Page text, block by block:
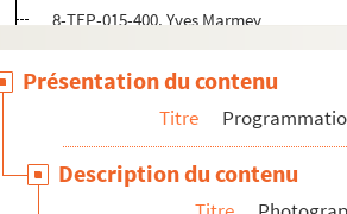
8-TEP-015-400. Yves Marmey
8-TEP-015-401. André Nisak
8-TEP-015-402. Michel Debrane
8-TEP-015-403. François Decker
8-TEP-015-404. Françoise Raybaud
8-TEP-015-405. Arix (photographe).
Présentation du contenu
Titre
Description du contenu